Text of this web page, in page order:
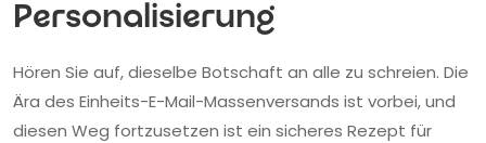
Personalisierung
Hören Sie auf, dieselbe Botschaft an alle zu schreien. Die
Ära des Einheits-E-Mail-Massenversands ist vorbei, und
diesen Weg fortzusetzen ist ein sicheres Rezept für